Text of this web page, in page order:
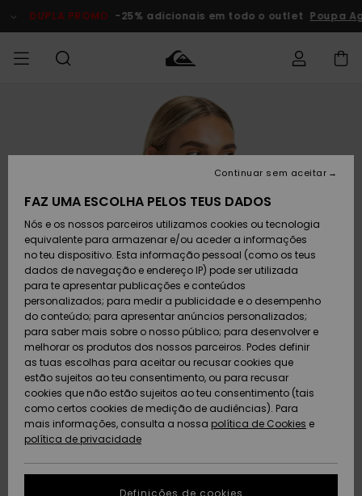
do
DUPLA PROMO -25% adicionais em todo o outlet Poupa
Roupas
Calçado e
chinelos
Surfe/água
Snow
Artigos
recém-
chegados
MENINO
Roupas
Calçado e
chinelos
Surfe/água
Neve
Artigos
recém-
chegados
MULHER
Shop
chegados
Highlights
Snow
SURF
Surf Shop
Homem
Crianças
Highlights
Community
SNOW
Artigos
Neve
Homem
Artigos
Criança
Snow Shop
Feminino
Highlights
Community
DUPLA
PROMO
Outlet
Homem
Criança
Outlet
Mulher
AJUDA
Acede à tua
encomenda
Devoluções
Pagamento
Cartão
presente
Quiksilver
Freedom
Protecção de
dados
Guia de
tamanhos
SUSTAINABILITY
FAZ UMA ESCOLHA PELOS TEUS DADOS
Nós e os nossos parceiros utilizamos cookies ou tecnologia
equivalente para armazenar e/ou aceder a informações
no teu dispositivo. Esta informação pessoal (como os teus
dados de navegação e endereço IP) pode ser utilizada
para te apresentar publicações e conteúdos
personalizados; para medir a publicidade e o desempenho
do conteúdo; para apresentar anúncios personalizados;
para saber mais sobre o nosso público; para desenvolver e
melhorar os produtos dos nossos parceiros. Podes definir
as tuas escolhas para aceitar ou recusar cookies que
estão sujeitos ao teu consentimento, ou para recusar
cookies que não estão sujeitos ao teu consentimento (tais
como certos cookies de medição de audiências). Para
mais informações, consulta a nossa política de Cookies e
política de privacidade
Definições de cookies
Continuar sem aceitar